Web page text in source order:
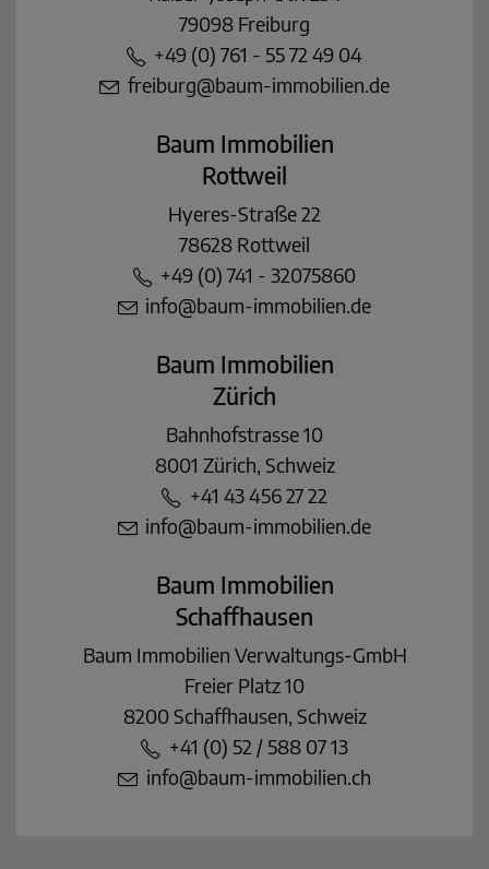
79098 Freiburg
+49 (0) 761 - 55 72 49 04
freiburg@baum-immobilien.de
Baum Immobilien
Rottweil
Hyeres-Straße 22
78628 Rottweil
+49 (0) 741 - 32075860
info@baum-immobilien.de
Baum Immobilien
Zürich
Bahnhofstrasse 10
8001 Zürich, Schweiz
+41 43 456 27 22
info@baum-immobilien.de
Baum Immobilien
Schaffhausen
Baum Immobilien Verwaltungs-GmbH
Freier Platz 10
8200 Schaffhausen, Schweiz
+41 (0) 52 / 588 07 13
info@baum-immobilien.ch